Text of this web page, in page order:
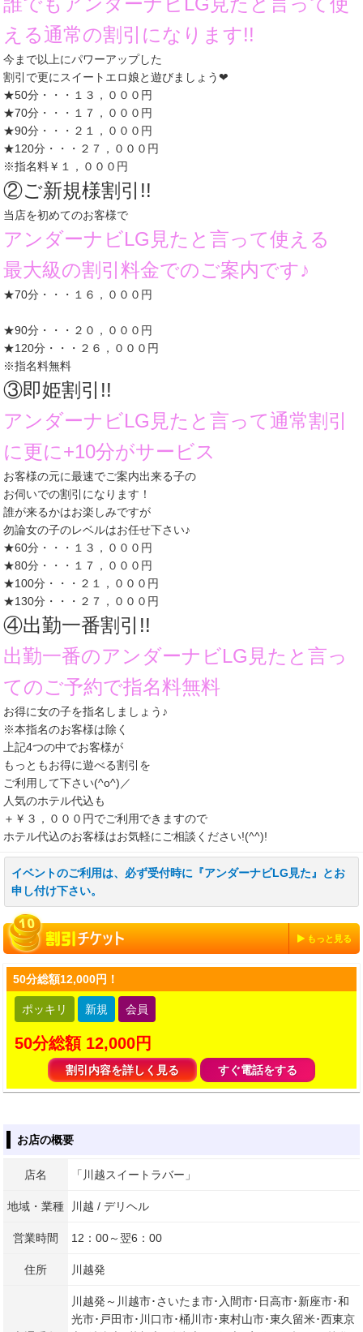
える通常の割引になります!!
今まで以上にパワーアップした
割引で更にスイートエロ娘と遊びましょう❤
★50分・・・１３，０００円
★70分・・・１７，０００円
★90分・・・２１，０００円
★120分・・・２７，０００円
※指名料￥１，０００円
②ご新規様割引!!
当店を初めてのお客様で
アンダーナビLG見たと言って使える
最大級の割引料金でのご案内です♪
★70分・・・１６，０００円
★90分・・・２０，０００円
★120分・・・２６，０００円
※指名料無料
③即姫割引!!
アンダーナビLG見たと言って通常割引
に更に+10分がサービス
お客様の元に最速でご案内出来る子の
お伺いでの割引になります！
誰が来るかはお楽しみですが
勿論女の子のレベルはお任せ下さい♪
★60分・・・１３，０００円
★80分・・・１７，０００円
★100分・・・２１，０００円
★130分・・・２７，０００円
④出勤一番割引!!
出勤一番のアンダーナビLG見たと言っ
てのご予約で指名料無料
お得に女の子を指名しましょう♪
※本指名のお客様は除く
上記4つの中でお客様が
もっともお得に遊べる割引を
ご利用して下さい(^o^)／
人気のホテル代込も
＋￥３，０００円でご利用できますので
ホテル代込のお客様はお気軽にご相談ください!(^^)!
イベントのご利用は、必ず受付時に『アンダーナビLG見た』とお
申し付け下さい。
もっと見る
50分総額12,000円！
ポッキリ 新規 会員
50分総額 12,000円
割引内容を詳しく見る すぐ電話をする
お店の概要
店名 「川越スイートラバー」
地域・業種 川越 / デリヘル
営業時間 12：00～翌6：00
住所 川越発
川越発～川越市･さいたま市･入間市･日高市･新座市･和
光市･戸田市･川口市･桶川市･東村山市･東久留米･西東京